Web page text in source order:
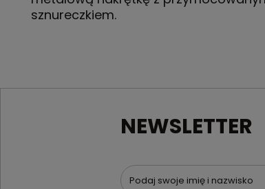
sznureczkiem.
NEWSLETTER
Podaj swoje imię i nazwisko